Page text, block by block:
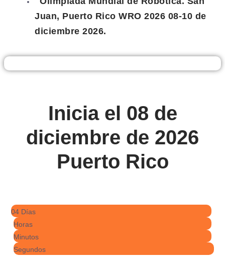
Juan, Puerto Rico WRO 2026 08-10 de
diciembre 2026.
Inicia el 08 de
diciembre de 2026
Puerto Rico
04 Días
Horas
Minutos
Segundos